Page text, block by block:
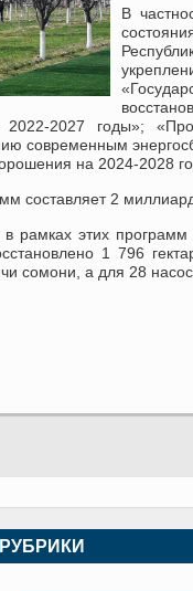
В
2022-2027 годы»;
современным
на 2024-2028
составляет 2
рамках этих
1 796
сомони, а для 28